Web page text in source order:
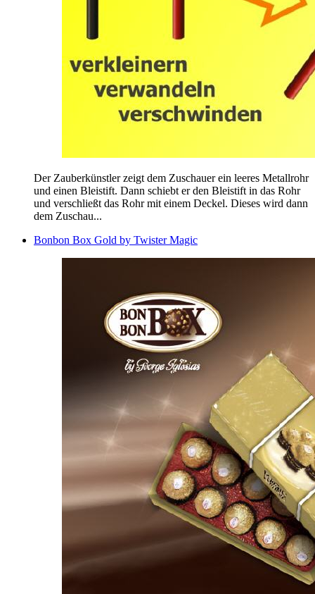
Der Zauberkünstler zeigt dem Zuschauer ein leeres Metallrohr
und einen Bleistift. Dann schiebt er den Bleistift in das Rohr
und verschließt das Rohr mit einem Deckel. Dieses wird dann
dem Zuschau...
Bonbon Box Gold by Twister Magic